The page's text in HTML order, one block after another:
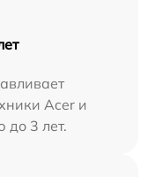
Acer и
до 3 лет.